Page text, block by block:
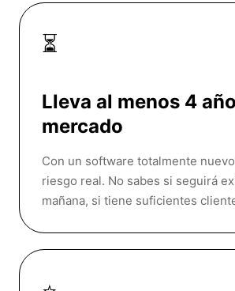
⏳
Lleva al menos 4
mercado
Con un software totalmente
riesgo real. No sabes si seguirá
mañana, si tiene suficientes